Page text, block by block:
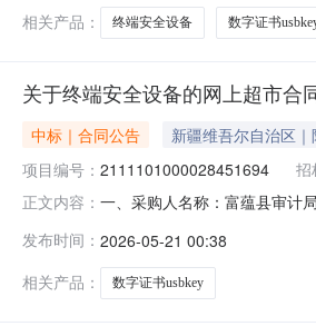
相关产品：
终端安全设备 数字证书
关于终端安全设备的网上超市合
中标｜合同公告 新疆维吾尔自治区
项目编号： 2111101000028451694 招
正文内容： 一、采购人名称：富蕴县审计
标的基本概况：七、其它事项
发布时间： 2026-05-21 00:38
相关产品：
数字证书usbkey